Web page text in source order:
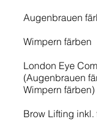
Augenbrauen
Wimpern färben
London Eye
(Augenbrauen
Wimpern färben)
Brow Lifting inkl.